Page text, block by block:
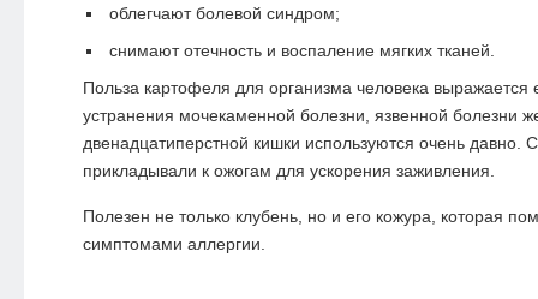
облегчают болевой синдром;
снимают отечность и воспаление мягких тканей.
Польза картофеля для организма человека выражается
устранения мочекаменной болезни, язвенной болезни
двенадцатиперстной кишки используются очень давно.
прикладывали к ожогам для ускорения заживления.
Полезен не только клубень, но и его кожура, которая
симптомами аллергии.